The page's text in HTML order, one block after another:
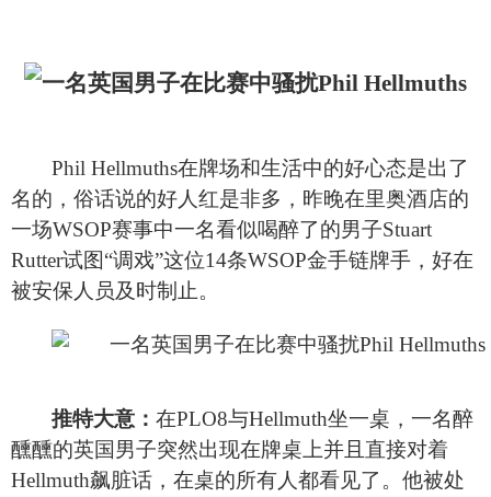
Phil Hellmuths在牌场和生活中的好心态是出了
名的，俗话说的好人红是非多，昨晚在里奥酒店的
一场WSOP赛事中一名看似喝醉了的男子Stuart
Rutter试图“调戏”这位14条WSOP金手链牌手，好在
被安保人员及时制止。
推特大意： 在PLO8与Hellmuth坐一桌，一名醉
醺醺的英国男子突然出现在牌桌上并且直接对着
Hellmuth飙脏话，在桌的所有人都看见了。他被处